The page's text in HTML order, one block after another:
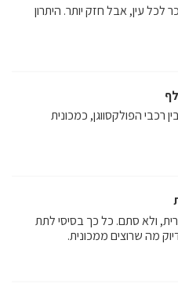
לכל עין, אבל חזק יותר. היתרון
רכבי הפולקסווגן, כמכונית
ולא סתם. כל כך בסיסי לתת
מה שרוצים ממכונית.